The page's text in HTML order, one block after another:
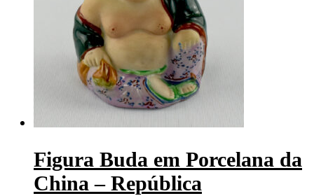
Figura Buda em Porcelana da
China – República